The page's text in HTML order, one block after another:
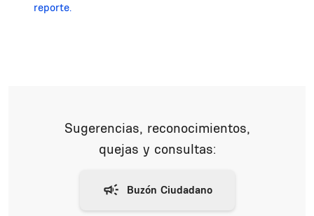
reporte.
Sugerencias, reconocimientos,
quejas y consultas: